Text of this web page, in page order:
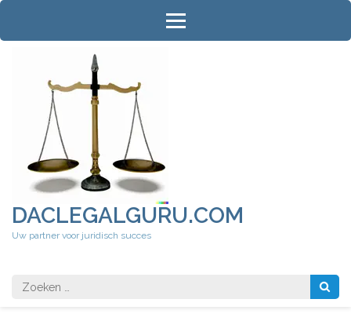
Ga
inhoud
DACLEGALGURU.COM
Uw partner voor juridisch succes
Zoeken
naar: